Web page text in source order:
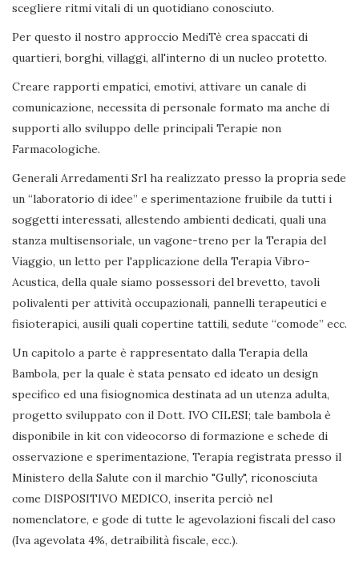
scegliere ritmi vitali di un quotidiano conosciuto.
Per questo il nostro approccio MediTè crea spaccati di
quartieri, borghi, villaggi, all'interno di un nucleo protetto.
Creare rapporti empatici, emotivi, attivare un canale di
comunicazione, necessita di personale formato ma anche di
supporti allo sviluppo delle principali Terapie non
Farmacologiche.
Generali Arredamenti Srl ha realizzato presso la propria sede
un “laboratorio di idee” e sperimentazione fruibile da tutti i
soggetti interessati, allestendo ambienti dedicati, quali una
stanza multisensoriale, un vagone-treno per la Terapia del
Viaggio, un letto per l'applicazione della Terapia Vibro-
Acustica, della quale siamo possessori del brevetto, tavoli
polivalenti per attività occupazionali, pannelli terapeutici e
fisioterapici, ausili quali copertine tattili, sedute “comode” ecc.
Un capitolo a parte è rappresentato dalla Terapia della
Bambola, per la quale è stata pensato ed ideato un design
specifico ed una fisiognomica destinata ad un utenza adulta,
progetto sviluppato con il Dott. IVO CILESI; tale bambola è
disponibile in kit con videocorso di formazione e schede di
osservazione e sperimentazione, Terapia registrata presso il
Ministero della Salute con il marchio "Gully", riconosciuta
come DISPOSITIVO MEDICO, inserita perciò nel
nomenclatore, e gode di tutte le agevolazioni fiscali del caso
(Iva agevolata 4%, detraibilità fiscale, ecc.).